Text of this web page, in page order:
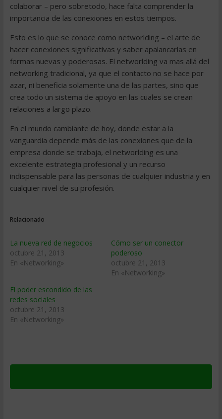
colaborar – pero sobretodo, hace falta comprender la
importancia de las conexiones en estos tiempos.
Esto es lo que se conoce como networlding – el arte de
hacer conexiones significativas y saber apalancarlas en
formas nuevas y poderosas. El networlding va mas allá del
networking tradicional, ya que el contacto no se hace por
azar, ni beneficia solamente una de las partes, sino que
crea todo un sistema de apoyo en las cuales se crean
relaciones a largo plazo.
En el mundo cambiante de hoy, donde estar a la
vanguardia depende más de las conexiones que de la
empresa donde se trabaja, el networlding es una
excelente estrategia profesional y un recurso
indispensable para las personas de cualquier industria y en
cualquier nivel de su profesión.
Relacionado
La nueva red de negocios
octubre 21, 2013
En «Networking»
Cómo ser un conector
poderoso
octubre 21, 2013
En «Networking»
El poder escondido de las
redes sociales
octubre 21, 2013
En «Networking»